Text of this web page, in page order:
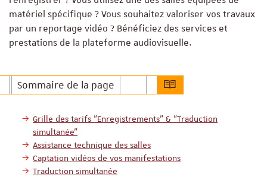
matériel spécifique ? Vous souhaitez valoriser vos travaux
par un reportage vidéo ? Bénéficiez des services et
prestations de la plateforme audiovisuelle.
Sommaire de la page
Grille des tarifs "Enregistrements" & "Traduction
simultanée"
Assistance technique des salles
Captation vidéos de vos manifestations
Traduction simultanée